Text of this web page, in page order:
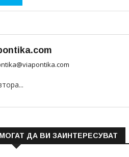
ДА ВИ ЗАИНТЕРЕСУВАТ